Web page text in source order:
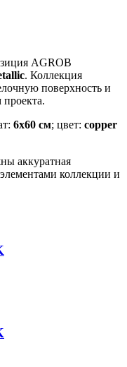
AGROB
. Коллекция
поверхность и
6x60 см; цвет: copper
аккуратная
коллекции и